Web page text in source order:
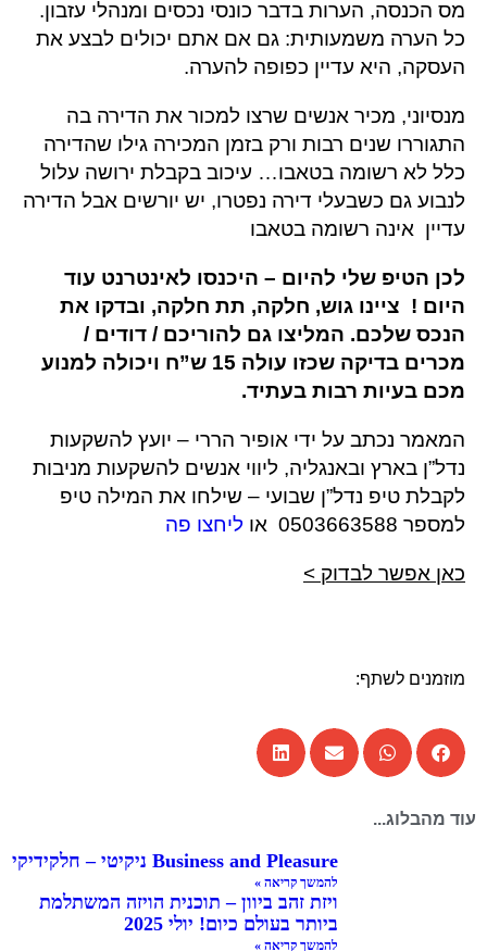
מס הכנסה, הערות בדבר כונסי נכסים ומנהלי עזבון.
כל הערה משמעותית: גם אם אתם יכולים לבצע את
העסקה, היא עדיין כפופה להערה.
מנסיוני, מכיר אנשים שרצו למכור את הדירה בה
התגוררו שנים רבות ורק בזמן המכירה גילו שהדירה
כלל לא רשומה בטאבו… עיכוב בקבלת ירושה עלול
לנבוע גם כשבעלי דירה נפטרו, יש יורשים אבל הדירה
עדיין אינה רשומה בטאבו
לכן הטיפ שלי להיום – היכנסו לאינטרנט עוד
היום ! ציינו גוש, חלקה, תת חלקה, ובדקו את
הנכס שלכם. המליצו גם להוריכם / דודים /
מכרים בדיקה שכזו עולה 15 ש”ח ויכולה למנוע
מכם בעיות רבות בעתיד.
המאמר נכתב על ידי אופיר הררי – יועץ להשקעות
נדל”ן בארץ ובאנגליה, ליווי אנשים להשקעות מניבות
לקבלת טיפ נדל”ן שבועי – שילחו את המילה טיפ
למספר 0503663588 או
ליחצו פה
כאן אפשר לבדוק >
מוזמנים לשתף:
עוד מהבלוג...
Business and Pleasure ניקיטי – חלקידיקי
להמשך קריאה »
ויזת זהב ביוון – תוכנית הויזה המשתלמת
ביותר בעולם כיום! יולי 2025
להמשך קריאה »